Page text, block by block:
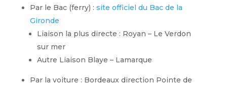
Par le Bac (ferry) : site officiel du Bac de la
Gironde
Liaison la plus directe : Royan – Le Verdon
sur mer
Autre Liaison Blaye – Lamarque
Par la voiture : Bordeaux direction Pointe de